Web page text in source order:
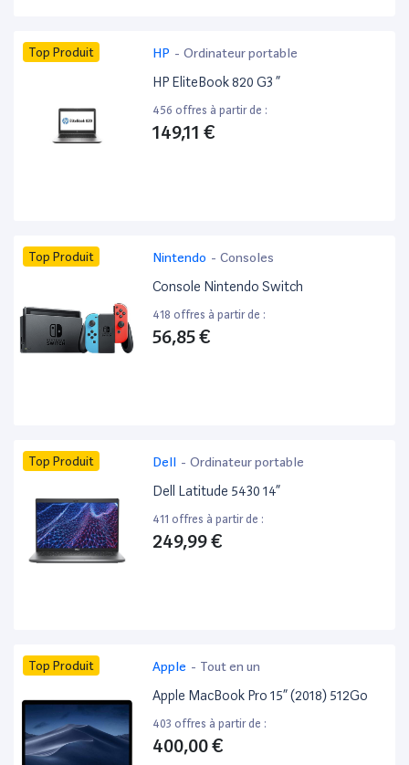
Top Produit HP - Ordinateur portable
HP EliteBook 820 G3 ”
456 offres à partir de :
149,11 €
Top Produit Nintendo - Consoles
Console Nintendo Switch
418 offres à partir de :
56,85 €
Top Produit Dell - Ordinateur portable
Dell Latitude 5430 14”
411 offres à partir de :
249,99 €
Top Produit Apple - Tout en un
Apple MacBook Pro 15” (2018) 512Go
403 offres à partir de :
400,00 €